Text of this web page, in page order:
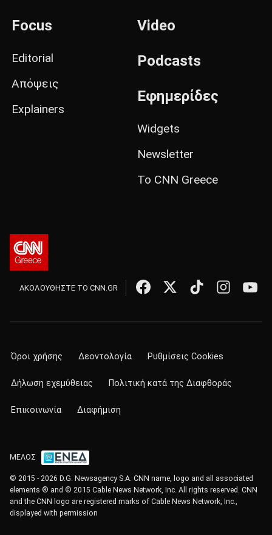
Focus
Editorial
Απόψεις
Explainers
Video
Podcasts
Εφημερίδες
Widgets
Newsletter
Το CNN Greece
ΑΚΟΛΟΥΘΗΣΤΕ ΤΟ CNN.GR
Όροι χρήσης Δεοντολογία Ρυθμίσεις Cookies
Δήλωση εχεμύθειας Πολιτική κατά της Διαφθοράς
Επικοινωνία Διαφήμιση
ΜΕΛΟΣ
© 2015 - 2026 D.G. Newsagency S.A. CNN name, logo and all associated
elements ® and © 2015 Cable News Network, Inc. All rights reserved. CNN
and the CNN logo are registered marks of Cable News Network, Inc.,
displayed with permission